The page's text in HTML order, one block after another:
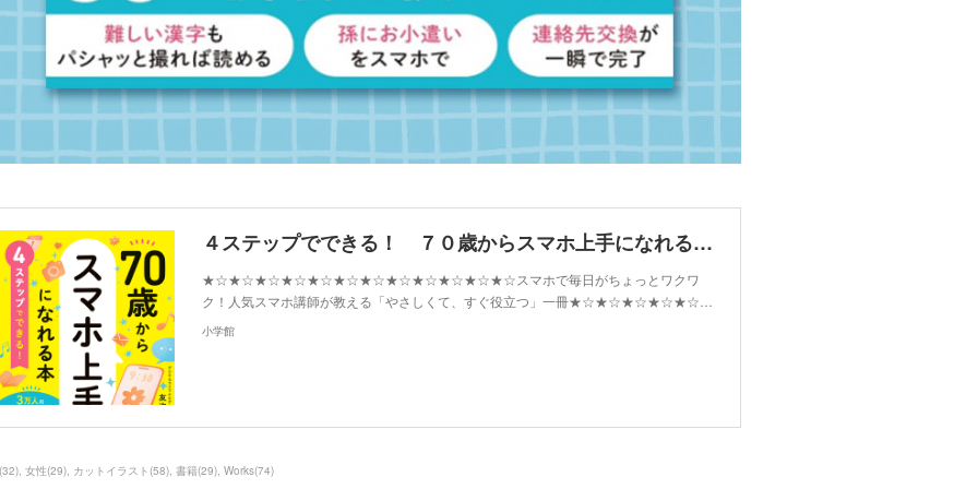
４ステップでできる！ ７０歳からスマホ上手になれる本 | 書籍 | 小学館
★☆★☆★☆★☆★☆★☆★☆★☆★☆★☆★☆★☆スマホで毎日がちょっとワクワ
ク！人気スマホ講師が教える「やさしくて、すぐ役立つ」一冊★☆★☆★☆★☆★☆…
小学館
(32) 女性(29) カットイラスト (58) 書籍(29) Works(74)